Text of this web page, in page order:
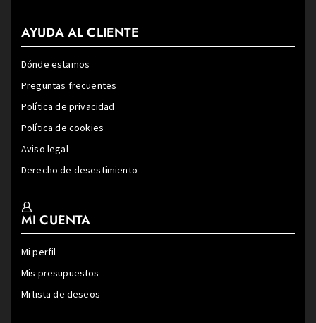
AYUDA AL CLIENTE
Dónde estamos
Preguntas frecuentes
Política de privacidad
Política de cookies
Aviso legal
Derecho de desestimiento
MI CUENTA
Mi perfil
Mis presupuestos
Mi lista de deseos